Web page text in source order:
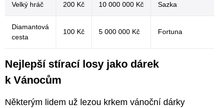
Velký hráč 200 Kč 10 000 000 Kč Sazka
Diamantová
cesta
100 Kč 5 000 000 Kč Fortuna
Nejlepší stírací losy jako dárek
k Vánocům
Některým lidem už lezou krkem vánoční dárky